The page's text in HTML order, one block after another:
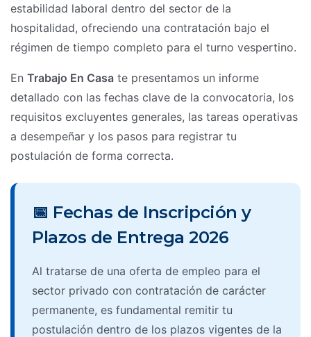
estabilidad laboral dentro del sector de la
hospitalidad, ofreciendo una contratación bajo el
régimen de tiempo completo para el turno vespertino.
En Trabajo En Casa te presentamos un informe
detallado con las fechas clave de la convocatoria, los
requisitos excluyentes generales, las tareas operativas
a desempeñar y los pasos para registrar tu
postulación de forma correcta.
📅 Fechas de Inscripción y
Plazos de Entrega 2026
Al tratarse de una oferta de empleo para el
sector privado con contratación de carácter
permanente, es fundamental remitir tu
postulación dentro de los plazos vigentes de la